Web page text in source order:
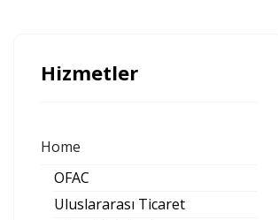
Hizmetler
Home
OFAC
Uluslararası Ticaret